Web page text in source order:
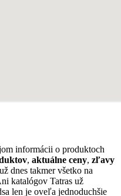
informácii o produktoch
, aktuálne ceny, zľavy
dnes takmer všetko na
katalógov Tatras už
len je oveľa jednoduchšie